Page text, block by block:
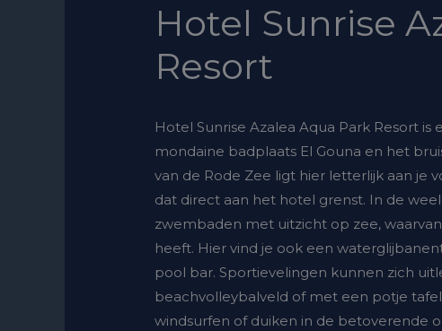
Hotel Sunrise
Resort
Hotel Sunrise Azalea Aqua Park Resort
mondaine badplaats El Gouna en het
van de Rode Zee ligt hier letterlijk aan je
dat direct aan het hotel grenst. In de
zwembaden met uitzicht op zee,
heeft. Hier vind je ook een
pool bar. Sportievelingen kunnen zich
beachvolleybalveld of met een potje
windsurfen of duiken in de betoverende